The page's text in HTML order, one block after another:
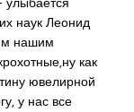
наук Леонид
нашим
как
ювелирной
у нас все